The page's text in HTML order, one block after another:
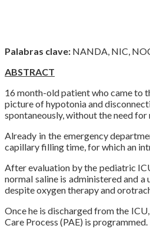
Palabras clave: NANDA, NIC,
ABSTRACT
16 month-old patient who came to
picture of hypotonia and
spontaneously, without the need
Already in the emergency
capillary filling time, for which an
After evaluation by the pediatric
normal saline is administered and
despite oxygen therapy and
Once he is discharged from the
Care Process (PAE) is programmed.